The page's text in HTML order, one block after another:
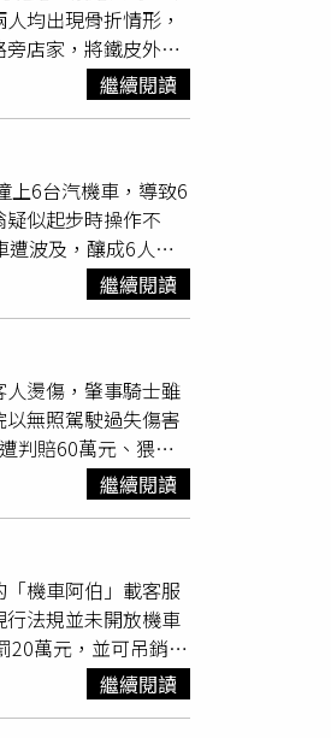
，只要舉行公開結
對外宣稱單身。她
，吳宗憲過去無照
銷者須待禁考期滿才
》提醒您：喝
均出現骨折情形，
店家，將鐵皮外牆
示倪男酒精濃度為
即對倪男進行毒品唾
公共危險罪移送高
，
後可能出現精神恍
駕車上路，不僅危
與乘客，卻因他人
不亞於酒駕，甚至
具，以免釀成無法挽
繼續閱讀
上6台汽機車，導致6
似起步時操作不
波及，釀成6人受
事故相關規定處
完成換照，但在駕照
照新制是全國性駕
延長、整體動作速
全駕駛能力。基於
車輛。土城分局呼
人應注意車輛日常
繼續閱讀
燙傷，肇事騎士雖
無照駕駛過失傷害
判賠60萬元、猥褻
載小孩去信義區虎林
後退，他扶起機車時
肢多處體表面積
提出刑事過失傷
，預定3月26日宣
清案發時是否無照
照駕駛才改口認
限駕輔助雙後輪或三
事，必須加重判刑；
繼續閱讀
機車阿伯」載客服
法規並未開放機車
20萬元，並可吊銷牌
主管機關「明確且清
合行政程序，並滾動
繼續閱讀